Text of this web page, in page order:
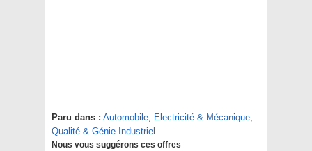
Paru dans : Automobile, Electricité & Mécanique,
Qualité & Génie Industriel
Nous vous suggérons ces offres